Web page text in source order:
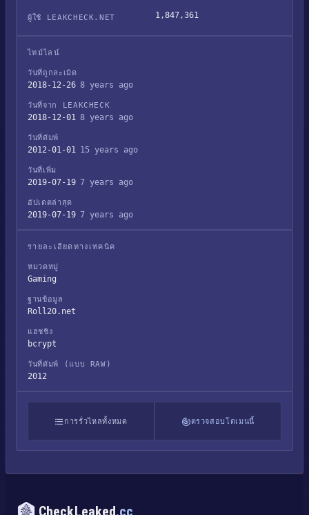
ผู้ใช้ LEAKCHECK.NET 1,847,361
ไทม์ไลน์
วันที่ถูกละเมิด
2018-12-26 8 years ago
วันที่จาก LEAKCHECK
2018-12-01 8 years ago
วันที่ดัมพ์
2012-01-01 15 years ago
วันที่เพิ่ม
2019-07-19 7 years ago
อัปเดตล่าสุด
2019-07-19 7 years ago
รายละเอียดทางเทคนิค
หมวดหมู่
Gaming
ฐานข้อมูล
Roll20.net
แฮชชิง
bcrypt
วันที่ดัมพ์ (แบบ RAW)
2012
การรั่วไหลทั้งหมด ตรวจสอบโดเมนนี้
CheckLeaked.cc